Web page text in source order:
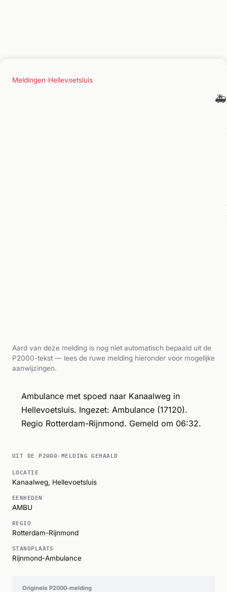
Meldingen›Hellevoetsluis
🚑
Aard van deze melding is nog niet automatisch bepaald uit de
P2000-tekst — lees de ruwe melding hieronder voor mogelijke
aanwijzingen.
Ambulance met spoed naar Kanaalweg in
Hellevoetsluis. Ingezet: Ambulance (17120).
Regio Rotterdam-Rijnmond. Gemeld om 06:32.
UIT DE P2000-MELDING GEHAALD
LOCATIE
Kanaalweg, Hellevoetsluis
EENHEDEN
AMBU
REGIO
Rotterdam-Rijnmond
STANDPLAATS
Rijnmond-Ambulance
Originele P2000-melding